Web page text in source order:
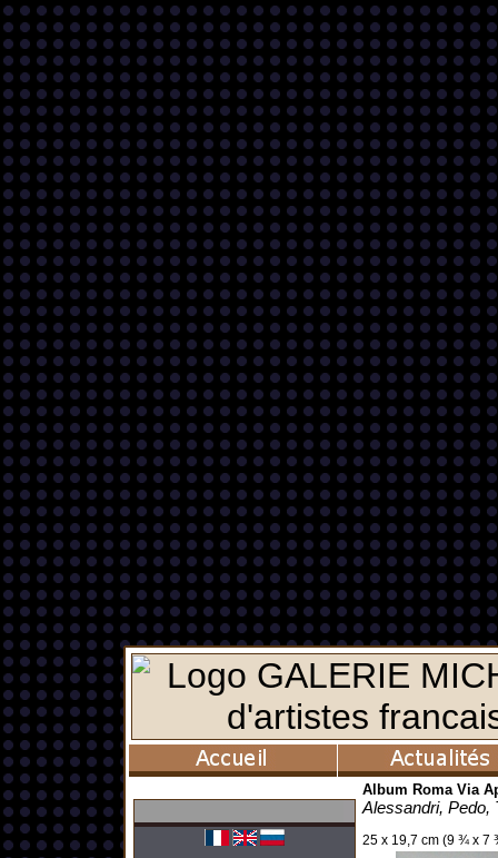
Album Roma Via
Alessandri, Pedo,
25 x 19,7 cm (9 ¾ x 7